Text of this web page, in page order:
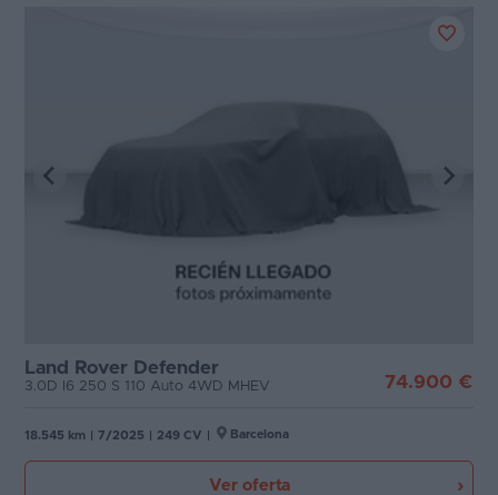
Land Rover Defender
3.0D I6 250 S 110 Auto 4WD MHEV 74.900 €
18.545 km 7/2025 249 CV Barcelona
Ver oferta